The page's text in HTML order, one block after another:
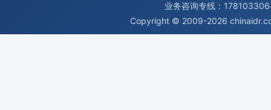
业务咨询专线：
Copyright © 2009-2026